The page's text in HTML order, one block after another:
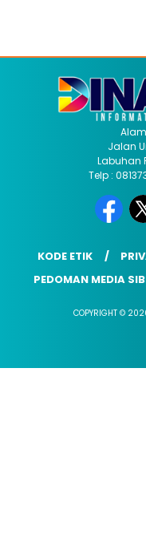
Jalan
Labuhan
Telp :
KODE ETIK
PEDOMAN MEDIA
COPYRIGHT ©